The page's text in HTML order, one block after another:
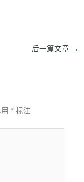
后一篇文章 →
用* 标注